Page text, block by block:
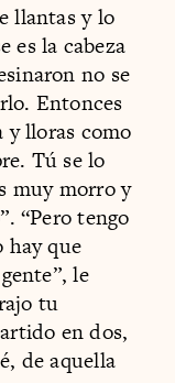
llantas y lo
es la cabeza
no se
Entonces
y lloras como
Tú se lo
muy morro y
“Pero tengo
hay que
le
tu
en dos,
de aquella